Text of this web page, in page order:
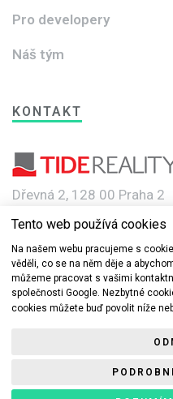
Pro developery
Náš tým
KONTAKT
Dřevná 2, 128 00 Praha 2
e-mail: info@novebyty.cz
© 2019-2022 Nové byty.cz s.r.o
Tento web používá cookies
Na našem webu pracujeme s
věděli, co se na něm děje a
můžeme pracovat s vašimi
společnosti Google. Nezbytné
cookies můžete buď povolit níže